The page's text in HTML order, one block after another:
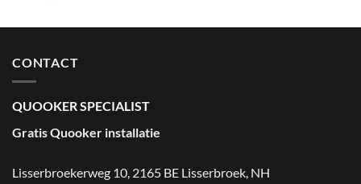
CONTACT
QUOOKER SPECIALIST
Gratis Quooker installatie
Lisserbroekerweg 10, 2165 BE Lisserbroek, NH